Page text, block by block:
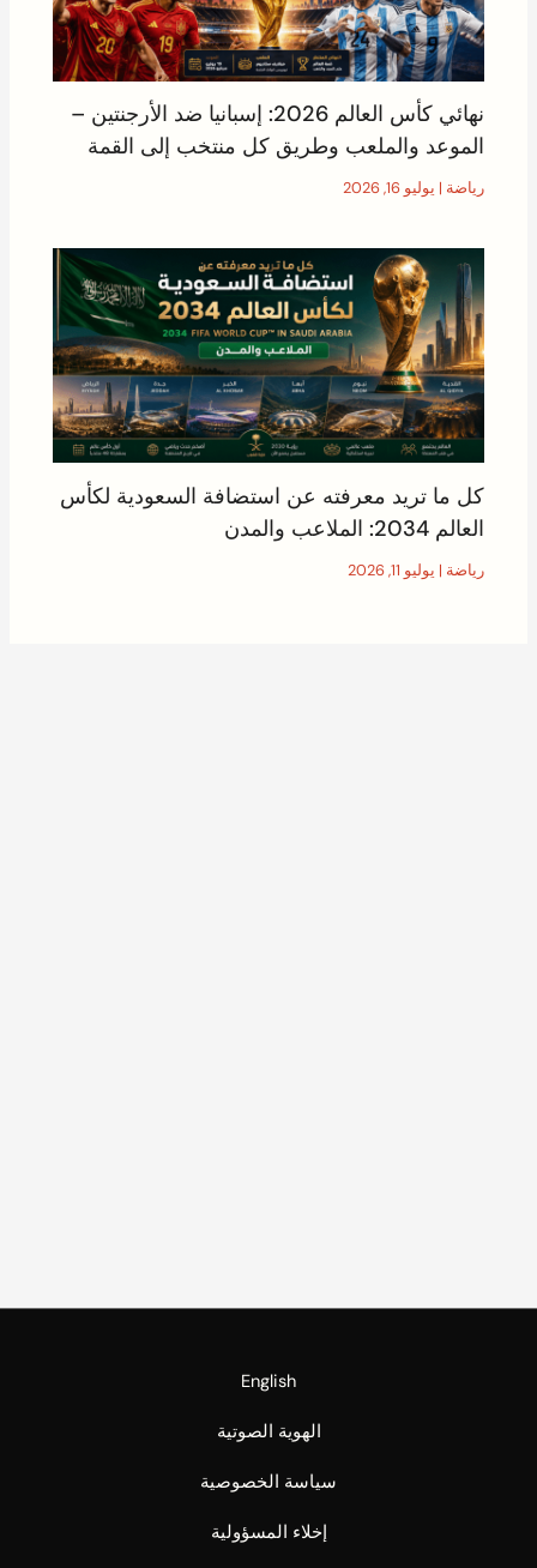
نهائي كأس العالم 2026: إسبانيا ضد الأرجنتين –
الموعد والملعب وطريق كل منتخب إلى القمة
رياضة | يوليو 16, 2026
كل ما تريد معرفته عن استضافة السعودية لكأس
العالم 2034: الملاعب والمدن
رياضة | يوليو 11, 2026
English
الهوية الصوتية
سياسة الخصوصية
إخلاء المسؤولية